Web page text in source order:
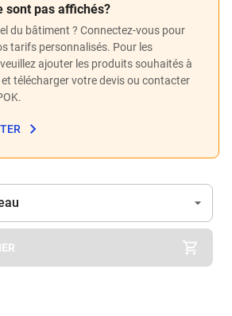
sont pas affichés?
du bâtiment ? Connectez-vous pour
tarifs personnalisés. Pour les
ajouter les produits souhaités à
télécharger votre devis ou contacter
(Optionnel)